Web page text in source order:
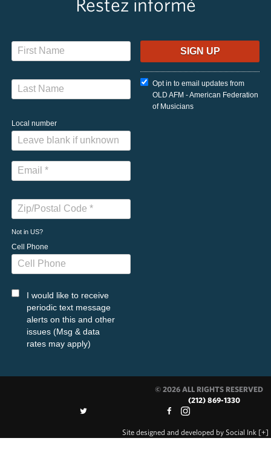
Local number
Not in US?
Cell Phone
I would like to receive
periodic text message
alerts on this and other
issues (Msg & data
rates may apply)
Opt in to email updates from
OLD AFM - American Federation
of Musicians
© 2026 ALL RIGHTS RESERVED
(212) 869-1330
Site designed and developed by Social Ink [+]